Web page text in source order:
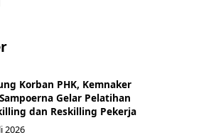
Korban PHK, Kemnaker
Gelar Pelatihan
dan Reskilling Pekerja
2026